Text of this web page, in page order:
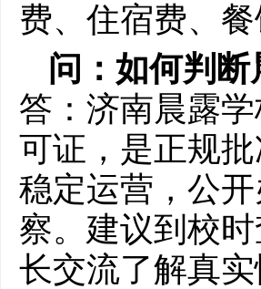
费、住宿费、
问：如何判
答：济南晨露
可证，是正规
稳定运营，公
察。建议到校
长交流了解真实